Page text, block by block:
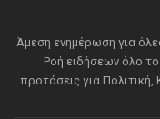
Άμεση ενημέρωση για
Ροή ειδήσεων όλο
προτάσεις για Πολιτική,